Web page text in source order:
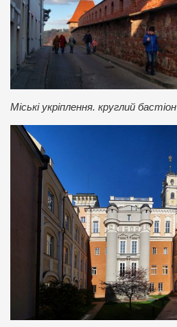
Міські укріплення. круглий бастіон